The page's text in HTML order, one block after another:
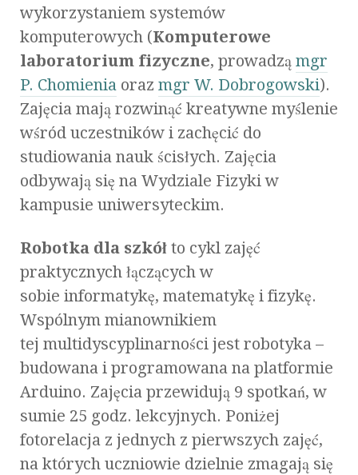
wykorzystaniem systemów
komputerowych (Komputerowe
laboratorium fizyczne, prowadzą mgr
P. Chomienia oraz mgr W. Dobrogowski).
Zajęcia mają rozwinąć kreatywne myślenie
wśród uczestników i zachęcić do
studiowania nauk ścisłych. Zajęcia
odbywają się na Wydziale Fizyki w
kampusie uniwersyteckim.
Robotka dla szkół to cykl zajęć
praktycznych łączących w
sobie informatykę, matematykę i fizykę.
Wspólnym mianownikiem
tej multidyscyplinarności jest robotyka –
budowana i programowana na platformie
Arduino. Zajęcia przewidują 9 spotkań, w
sumie 25 godz. lekcyjnych. Poniżej
fotorelacja z jednych z pierwszych zajęć,
na których uczniowie dzielnie zmagają się